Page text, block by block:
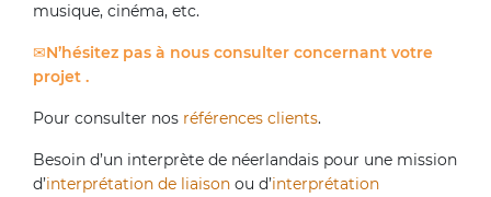
musique, cinéma, etc.
N’hésitez pas à nous consulter concernant votre
projet .
Pour consulter nos références clients.
Besoin d’un interprète de néerlandais pour une mission
d’interprétation de liaison ou d’interprétation